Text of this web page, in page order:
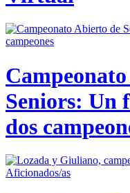
Seniors: Un
dos